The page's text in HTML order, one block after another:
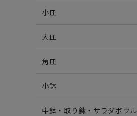
小皿
大皿
角皿
小鉢
中鉢・取り鉢・サラダボウル